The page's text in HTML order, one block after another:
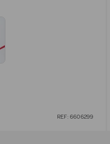
REF: 6606299